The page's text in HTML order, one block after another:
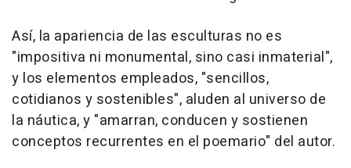
Así, la apariencia de las esculturas no es
"impositiva ni monumental, sino casi inmaterial",
y los elementos empleados, "sencillos,
cotidianos y sostenibles", aluden al universo de
la náutica, y "amarran, conducen y sostienen
conceptos recurrentes en el poemario" del autor.